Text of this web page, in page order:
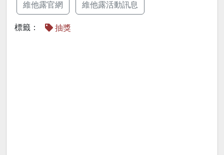
維他露官網 維他露活動訊息
標籤： 抽獎